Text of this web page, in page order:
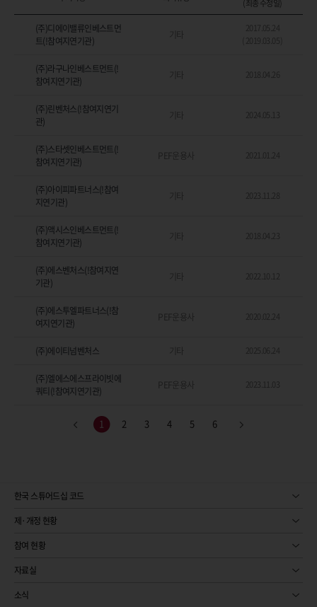
(최종 수정일)
(주)디에이밸류인베스트먼
트(!참여지연기관)
기타
2017.05.24
( 2019.03.05 )
(주)라구나인베스트먼트(!
참여지연기관)
기타 2018.04.26
(주)린벤처스(!참여지연기
관)
기타 2024.05.13
(주)스타셋인베스트먼트(!
참여지연기관)
PEF운용사 2021.01.24
(주)아이피파트너스(!참여
지연기관)
기타 2023.11.28
(주)액시스인베스트먼트(!
참여지연기관)
기타 2018.04.23
(주)에스벤처스(!참여지연
기관)
기타 2022.10.12
(주)에스투엘파트너스(!참
여지연기관)
PEF운용사 2020.02.24
(주)에이티넘벤처스 기타 2025.06.24
(주)엘에스에스프라이빗에
쿼티(!참여지연기관)
PEF운용사 2023.11.03
1 2 3 4 5 6
한국 스튜어드십 코드
제·개정 현황
참여 현황
자료실
소식